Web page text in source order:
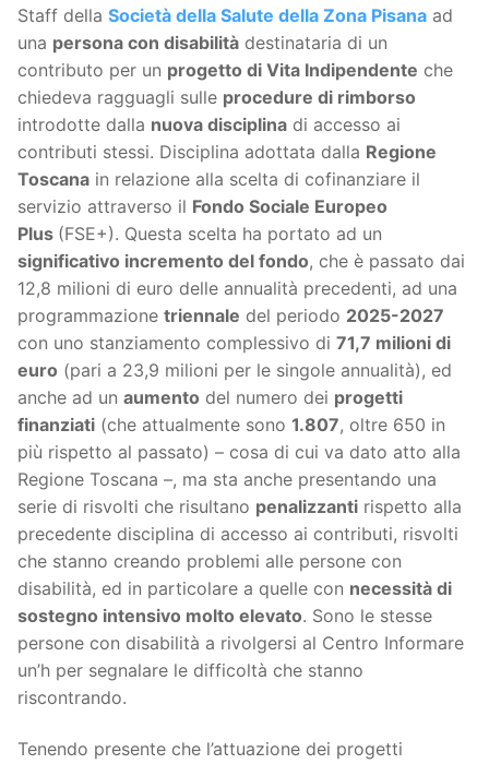
Staff della Società della Salute della Zona Pisana ad
una persona con disabilità destinataria di un
contributo per un progetto di Vita Indipendente che
chiedeva ragguagli sulle procedure di rimborso
introdotte dalla nuova disciplina di accesso ai
contributi stessi. Disciplina adottata dalla Regione
Toscana in relazione alla scelta di cofinanziare il
servizio attraverso il Fondo Sociale Europeo
Plus (FSE+). Questa scelta ha portato ad un
significativo incremento del fondo, che è passato dai
12,8 milioni di euro delle annualità precedenti, ad una
programmazione triennale del periodo 2025-2027
con uno stanziamento complessivo di 71,7 milioni di
euro (pari a 23,9 milioni per le singole annualità), ed
anche ad un aumento del numero dei progetti
finanziati (che attualmente sono 1.807, oltre 650 in
più rispetto al passato) – cosa di cui va dato atto alla
Regione Toscana –, ma sta anche presentando una
serie di risvolti che risultano penalizzanti rispetto alla
precedente disciplina di accesso ai contributi, risvolti
che stanno creando problemi alle persone con
disabilità, ed in particolare a quelle con necessità di
sostegno intensivo molto elevato. Sono le stesse
persone con disabilità a rivolgersi al Centro Informare
un’h per segnalare le difficoltà che stanno
riscontrando.
Tenendo presente che l’attuazione dei progetti